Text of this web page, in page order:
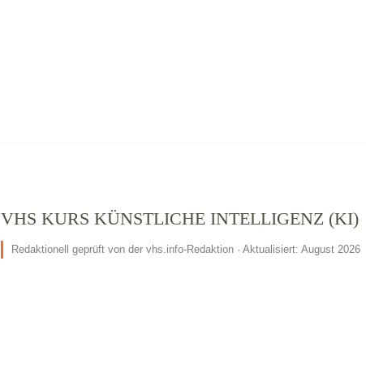
VHS KURS KÜNSTLICHE INTELLIGENZ (KI)
Redaktionell geprüft von der vhs.info-Redaktion · Aktualisiert: August 2026